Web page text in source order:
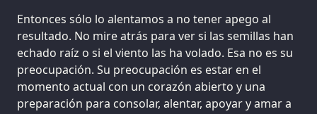
Entonces sólo lo alentamos a no tener apego al
resultado. No mire atrás para ver si las semillas han
echado raíz o si el viento las ha volado. Esa no es su
preocupación. Su preocupación es estar en el
momento actual con un corazón abierto y una
preparación para consolar, alentar, apoyar y amar a